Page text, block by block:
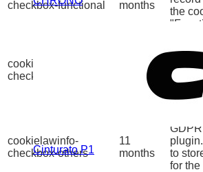
Cinturato P1
checkbox-functional
months
the
cookielawinfo-
checkbox-necessary
months
used
the
cookielawinfo-
checkbox-others
11
months
to
for